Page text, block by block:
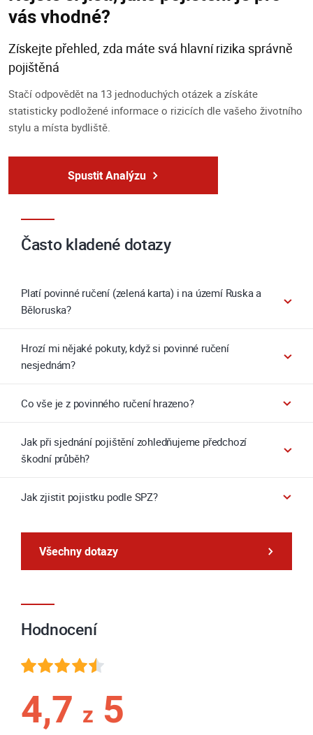
vás vhodné?
Získejte přehled, zda máte svá hlavní rizika správně
pojištěná
Stačí odpovědět na 13 jednoduchých otázek a získáte
statisticky podložené informace o rizicích dle vašeho životního
stylu a místa bydliště.
Spustit Analýzu
Často kladené dotazy
Platí povinné ručení (zelená karta) i na území Ruska a
Běloruska?
Hrozí mi nějaké pokuty, když si povinné ručení
nesjednám?
Co vše je z povinného ručení hrazeno?
Jak při sjednání pojištění zohledňujeme předchozí
škodní průběh?
Jak zjistit pojistku podle SPZ?
Všechny dotazy
Hodnocení
4,7 z 5